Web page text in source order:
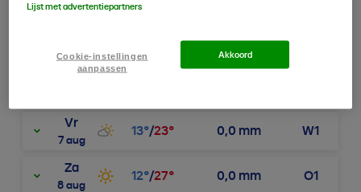
22u 16 0,0
Vr
7 aug
13°/23° 0,0 mm W1
Za
8 aug
12°/27° 0,0 mm O1
Lijst met advertentiepartners
Cookie-instellingen
aanpassen
Akkoord